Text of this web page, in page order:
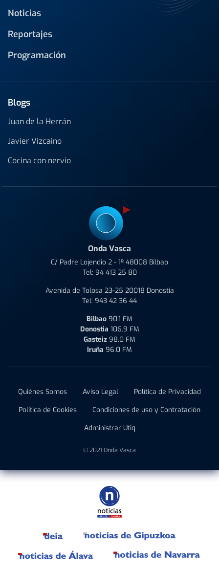
Noticias
Reportajes
Programación
Blogs
Juan de la Herrán
Javier Vizcaino
Cocina con nervio
Onda Vasca
C/ Padre Lojendio 2 - 1º 48008 Bilbao
Tel: 94 413 25 80
Avenida de Tolosa 23-25 20018 Donostia
Tel: 943 42 36 44
Bilbao 90.1 FM
Donostia 106.9 FM
Gasteiz 98.0 FM
Iruña 96.0 FM
Quiénes Somos Aviso Legal
Política de Privacidad
Política de Cookies
Condiciones de uso y Contratación
Administrar Utiq
© 2021 Onda Vasca